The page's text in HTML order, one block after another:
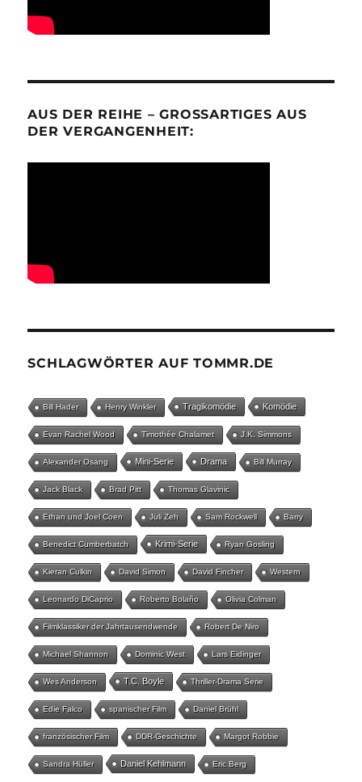
AUS DER REIHE – GROSSARTIGES AUS D
ER VERGANGENHEIT:
SCHLAGWÖRTER AUF TOMMR.DE
Bill Hader Henry Winkler Tragikomödie Komödie
Evan Rachel Wood Timothée Chalamet J.K. Simmons
Alexander Osang Mini-Serie Drama Bill Murray
Jack Black Brad Pitt Thomas Glavinic
Ethan und Joel Coen Juli Zeh Sam Rockwell Barry
Benedict Cumberbatch Krimi-Serie Ryan Gosling
Kieran Culkin David Simon David Fincher Western
Leonardo DiCaprio Roberto Bolaño Olivia Colman
Filmklassiker der Jahrtausendwende Robert De Niro
Michael Shannon Dominic West Lars Eidinger
Wes Anderson T.C. Boyle Thriller-Drama Serie
Edie Falco spanischer Film Daniel Brühl
französischer Film DDR-Geschichte Margot Robbie
Sandra Hüller Daniel Kehlmann Eric Berg